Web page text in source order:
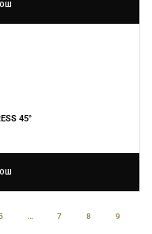
45°
… 7 8 9